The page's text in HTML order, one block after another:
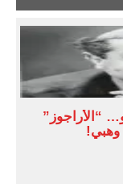
“الأراجوز”
وهبي!